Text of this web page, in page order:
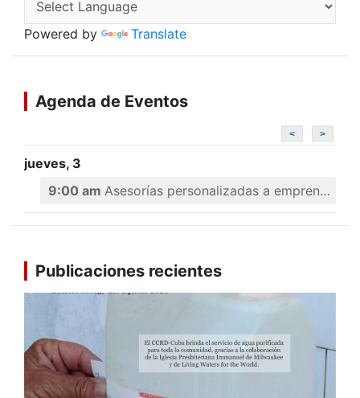
Powered by Translate
Agenda de Eventos
< >
jueves, 3
9:00 am Asesorías personalizadas a emprendedores
Publicaciones recientes